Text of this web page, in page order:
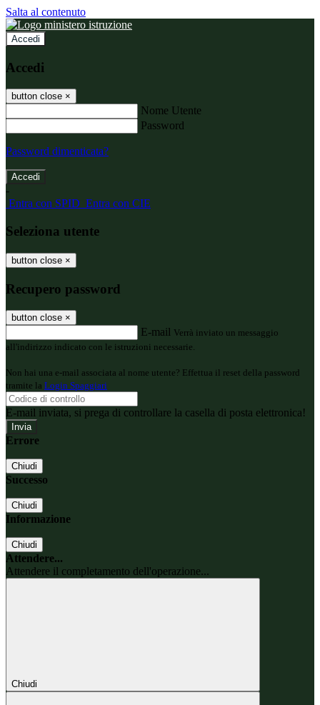
Salta al contenuto
Accedi
Accedi
button close ×
Nome Utente
Password
Password dimenticata?
-
Entra con SPID Entra con CIE
Seleziona utente
button close ×
Recupero password
button close ×
E-mail Verrà inviato un messaggio
all'indirizzo indicato con le istruzioni necessarie.
Non hai una e-mail associata al nome utente? Effettua il reset della password
tramite la Login Spaggiari
E-mail inviata, si prega di controllare la casella di posta elettronica!
Errore
Chiudi
Successo
Chiudi
Informazione
Chiudi
Attendere...
Attendere il completamento dell'operazione...
Chiudi